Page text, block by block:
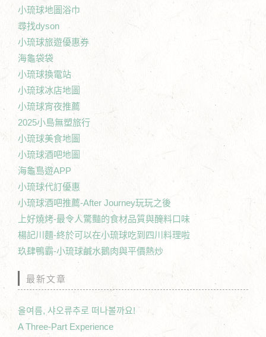
小琉球地圖浴巾
尋找dyson
小琉球旅遊優惠券
海龜袋袋
小琉球換電站
小琉球冰店地圖
小琉球宵夜推薦
2025小島無塑旅行
小琉球美食地圖
小琉球酒吧地圖
海龜島遊APP
小琉球代訂優惠
小琉球酒吧推薦-After Journey玩玩之後
上好燒烤-最令人驚豔的食材品質與醃料口味
楊記川麵-終於可以在小琉球吃到四川料理啦
玖肆鴨霸-小琉球鹹水鵝肉與平價熱炒
最新文章
올여름, 샤오류추로 떠나볼까요!
A Three-Part Experience